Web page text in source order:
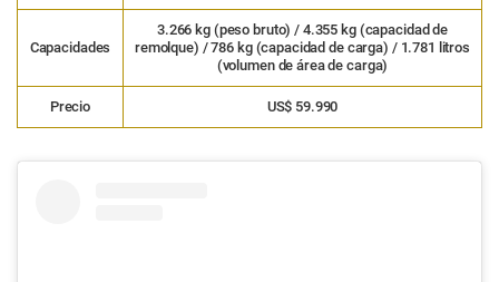
Capacidades
3.266 kg (peso bruto) / 4.355 kg (capacidad de
remolque) / 786 kg (capacidad de carga) / 1.781 litros
(volumen de área de carga)
Precio US$ 59.990